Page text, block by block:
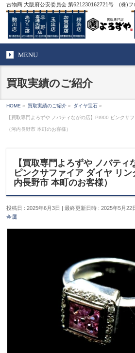
古物商 大阪府公安委員会 第621230162721号 (株)フ
MENU
買取実績のご紹介
HOME » 買取実績のご紹介 » ダイヤ宝石 »
【買取専門よろずや ノバティながの店】Pt900 ピンクサ
（河内長野市 本町のお客様）
【買取専門よろずや ノバティ
ピンクサファイア ダイヤ リ
内長野市 本町のお客様）
投稿日 : 2025年6月3日 最終更新日時 : 2025年5月22
金属